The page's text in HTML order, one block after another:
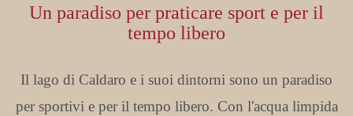
Un paradiso per praticare sport e per il
tempo libero
Il lago di Caldaro e i suoi dintorni sono un paradiso
per sportivi e per il tempo libero. Con l'acqua limpida